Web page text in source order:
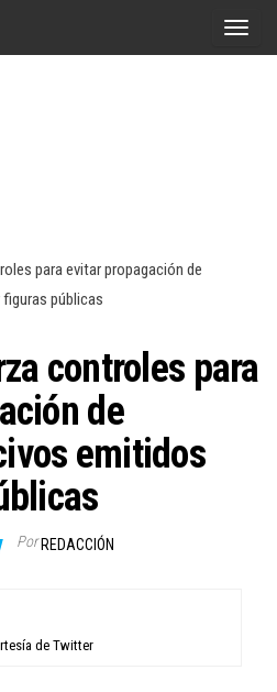
A
a
para evitar propagación de
públicas
controles para
de
emitidos
Por REDACCIÓN
de Twitter